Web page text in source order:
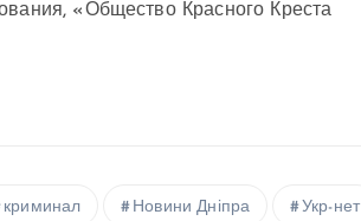
«Общество Красного Креста
криминал Новини Дніпра Укр-нет